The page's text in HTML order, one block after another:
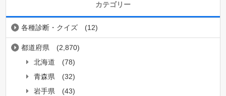
カテゴリー
各種診断・クイズ (12)
都道府県
(2,870)
北海道
(78)
青森県
(32)
岩手県
(43)